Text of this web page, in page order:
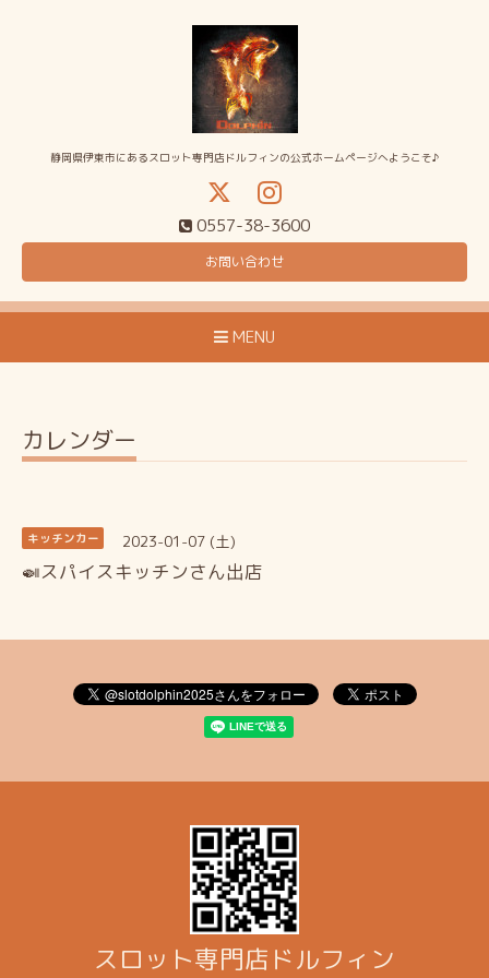
静岡県伊東市にあるスロット専門店ドルフィンの公式ホームページへようこそ♪
0557-38-3600
お問い合わせ
MENU
カレンダー
キッチンカー 2023-01-07 (土)
🍛スパイスキッチンさん出店
スロット専門店ドルフィン